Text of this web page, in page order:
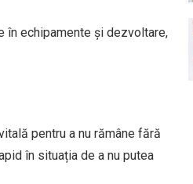
în echipamente și dezvoltare,
pentru a nu rămâne fără
în situația de a nu putea